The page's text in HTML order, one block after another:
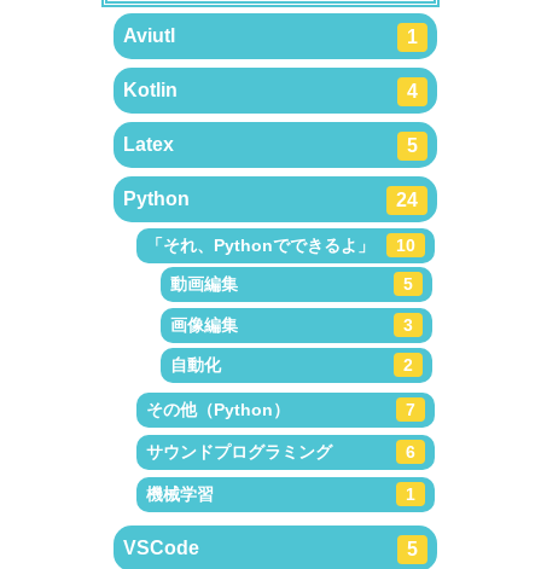
Aviutl 1
Kotlin 4
Latex 5
Python 24
「それ、Pythonでできるよ」
10
動画編集
5
画像編集 3
自動化 2
その他（Python） 7
サウンドプログラミング 6
機械学習 1
VSCode 5